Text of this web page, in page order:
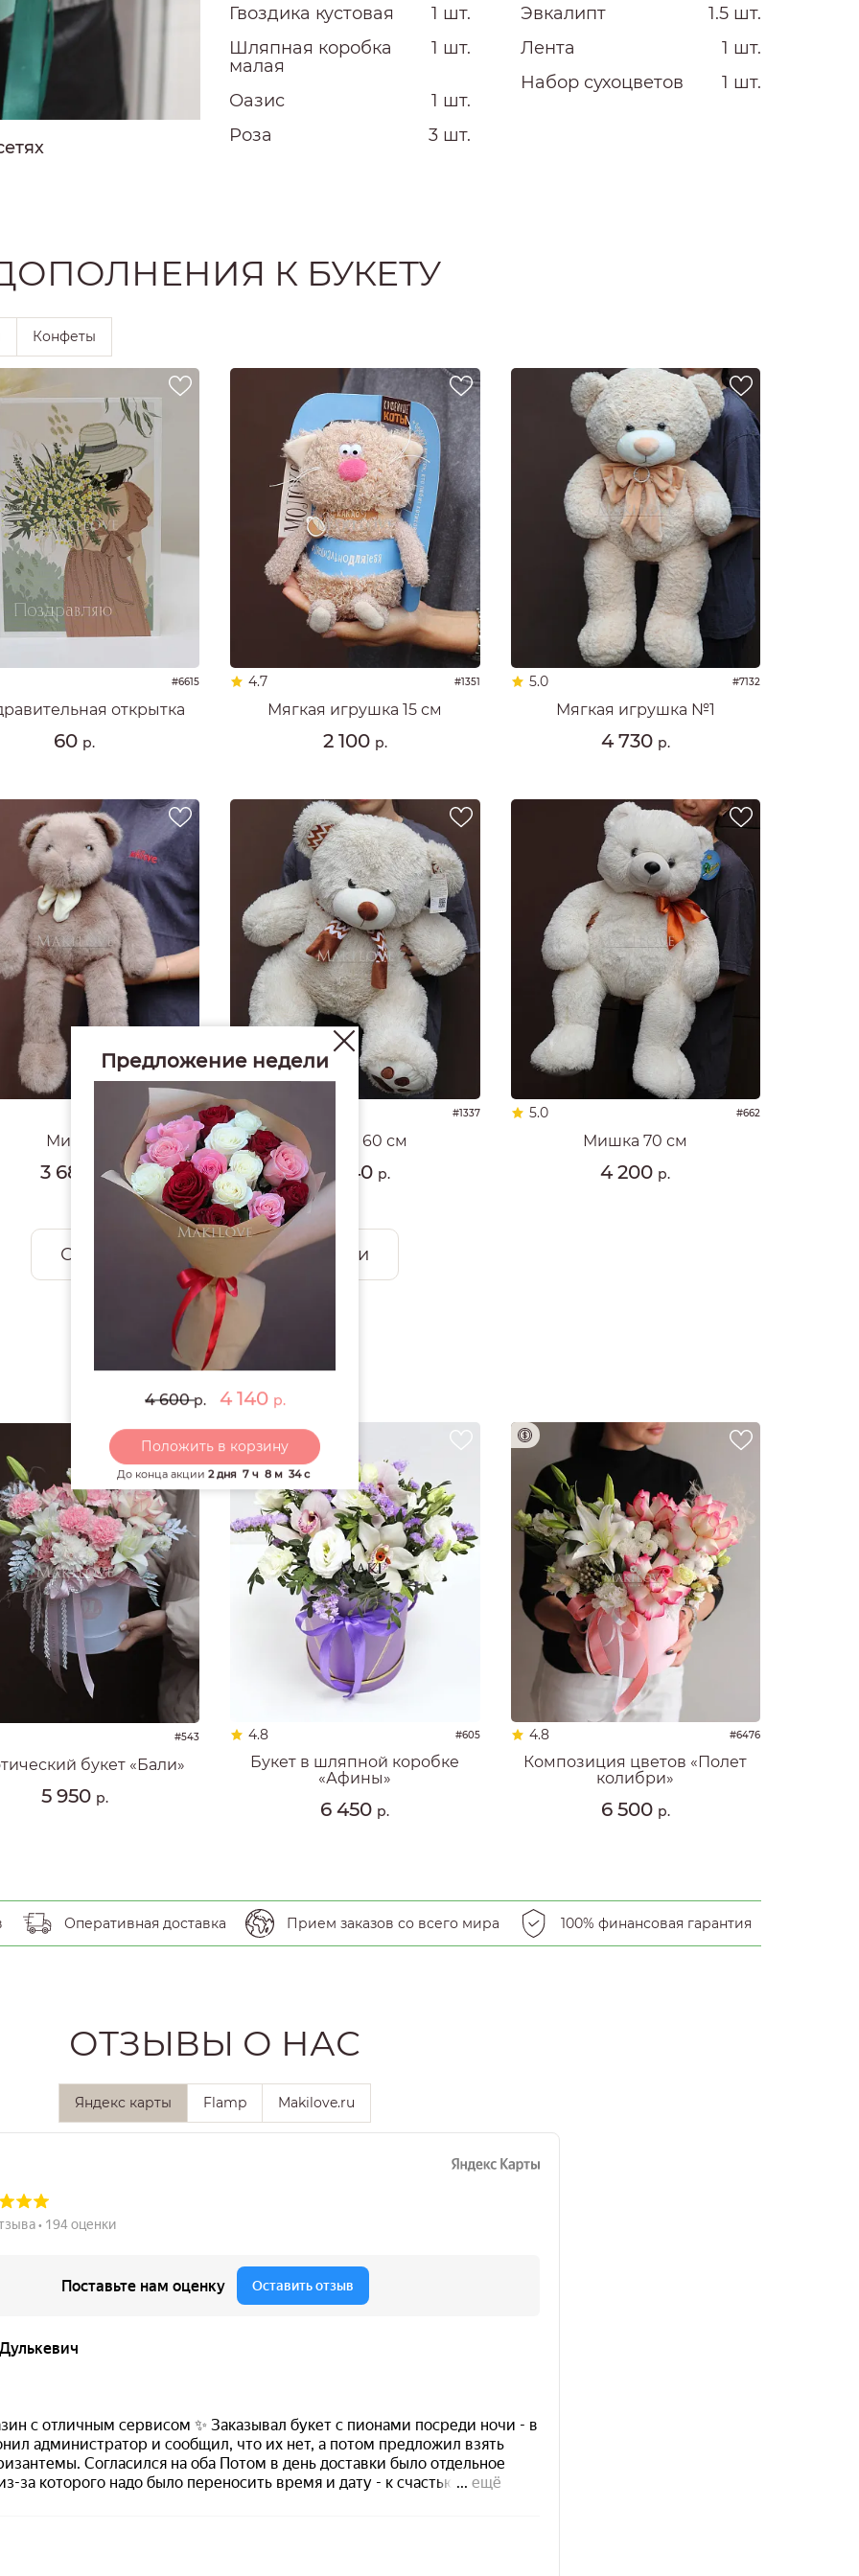
Гвоздика кустовая
1 шт.
Шляпная коробка
малая
1 шт.
Оазис
1 шт.
Роза
3 шт.
Эвкалипт
1.5 шт.
Лента
1 шт.
Набор сухоцветов
1 шт.
К БУКЕТУ
Конфеты
#6615
открытка
60 р.
4.7 #1351
Мягкая игрушка 15 см
2 100 р.
5.0 #7132
Мягкая игрушка №1
4 730 р.
#1653
Мишка
3 680 р.
4.9 #1337
Мишка 60 см
4 940 р.
5.0 #662
Мишка 70 см
4 200 р.
Смотреть все открытки и игрушки
РЕКОМЕНДУЕМ
#543
букет «Бали»
5 950 р.
Предоплата 100%
4.8 #605
Букет в шляпной коробке
«Афины»
6 450 р.
Предоплата 100%
4.8 #6476
Композиция цветов «Полет
колибри»
6 500 р.
Оперативная доставка Прием заказов со всего мира 100% финансовая гарантия
ОТЗЫВЫ О НАС
Яндекс карты Flamp Makilove.ru
Предложение недели
4 600р. 4 140 р.
Положить в корзину
До конца акции 2 дня 7 ч 8 м 32 с